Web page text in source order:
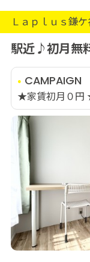
Ｌａｐｌｕｓ鎌
駅近♪初月無
CAMPAIGN
★家賃初月０円